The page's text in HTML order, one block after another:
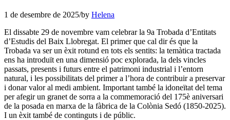
1 de desembre de 2025/by Helena
El dissabte 29 de novembre vam celebrar la 9a Trobada d’Entitats
d’Estudis del Baix Llobregat. El primer que cal dir és que la
Trobada va ser un èxit rotund en tots els sentits: la temàtica tractada
ens ha introduït en una dimensió poc explorada, la dels vincles
passats, presents i futurs entre el patrimoni industrial i l’entorn
natural, i les possibilitats del primer a l’hora de contribuir a preservar
i donar valor al medi ambient. Important també la idoneïtat del tema
per afegir un granet de sorra a la commemoració del 175è aniversari
de la posada en marxa de la fàbrica de la Colònia Sedó (1850-2025).
I un èxit també de continguts i de públic.